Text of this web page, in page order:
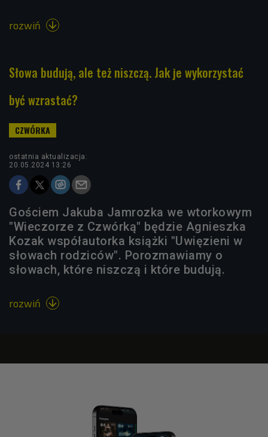
rozwiń 
Słowa budują, ale też niszczą. Jak je wykorzystać
być wzrastać?
ostatnia aktualizacja:
20.05.2024 13:26
Gościem Jakuba Jamrozka we wtorkowym
"Wieczorze z Czwórką" będzie Agnieszka
Kozak współautorka książki "Uwięzieni w
słowach rodziców". Porozmawiamy o
słowach, które niszczą i które budują.
rozwiń 